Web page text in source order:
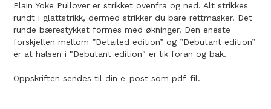
Plain Yoke Pullover er strikket ovenfra og ned. Alt strikkes
rundt i glattstrikk, dermed strikker du bare rettmasker. Det
runde bærestykket formes med økninger. Den eneste
forskjellen mellom ”Detailed edition” og ”Debutant edition”
er at halsen i "Debutant edition" er lik foran og bak.
Oppskriften sendes til din e-post som pdf-fil.